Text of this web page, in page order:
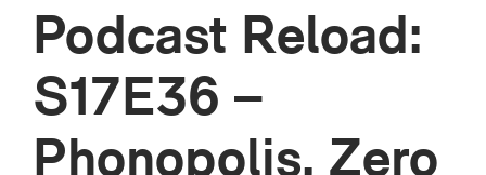
Podcast Reload:
S17E36 –
Phonopolis, Zero